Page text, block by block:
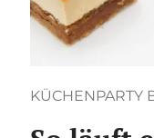
KÜCHENPARTY